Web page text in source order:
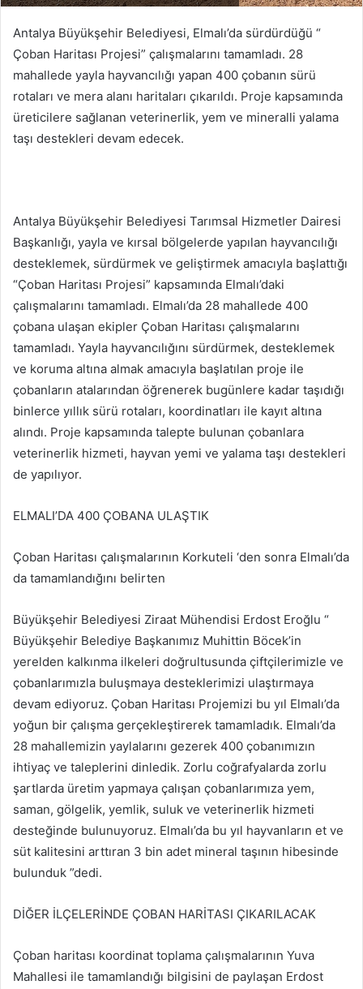
Antalya Büyükşehir Belediyesi, Elmalı’da sürdürdüğü “
Çoban Haritası Projesi” çalışmalarını tamamladı. 28
mahallede yayla hayvancılığı yapan 400 çobanın sürü
rotaları ve mera alanı haritaları çıkarıldı. Proje kapsamında
üreticilere sağlanan veterinerlik, yem ve mineralli yalama
taşı destekleri devam edecek.
Antalya Büyükşehir Belediyesi Tarımsal Hizmetler Dairesi
Başkanlığı, yayla ve kırsal bölgelerde yapılan hayvancılığı
desteklemek, sürdürmek ve geliştirmek amacıyla başlattığı
“Çoban Haritası Projesi” kapsamında Elmalı’daki
çalışmalarını tamamladı. Elmalı’da 28 mahallede 400
çobana ulaşan ekipler Çoban Haritası çalışmalarını
tamamladı. Yayla hayvancılığını sürdürmek, desteklemek
ve koruma altına almak amacıyla başlatılan proje ile
çobanların atalarından öğrenerek bugünlere kadar taşıdığı
binlerce yıllık sürü rotaları, koordinatları ile kayıt altına
alındı. Proje kapsamında talepte bulunan çobanlara
veterinerlik hizmeti, hayvan yemi ve yalama taşı destekleri
de yapılıyor.
ELMALI’DA 400 ÇOBANA ULAŞTIK
Çoban Haritası çalışmalarının Korkuteli ‘den sonra Elmalı’da
da tamamlandığını belirten
Büyükşehir Belediyesi Ziraat Mühendisi Erdost Eroğlu “
Büyükşehir Belediye Başkanımız Muhittin Böcek’in
yerelden kalkınma ilkeleri doğrultusunda çiftçilerimizle ve
çobanlarımızla buluşmaya desteklerimizi ulaştırmaya
devam ediyoruz. Çoban Haritası Projemizi bu yıl Elmalı’da
yoğun bir çalışma gerçekleştirerek tamamladık. Elmalı’da
28 mahallemizin yaylalarını gezerek 400 çobanımızın
ihtiyaç ve taleplerini dinledik. Zorlu coğrafyalarda zorlu
şartlarda üretim yapmaya çalışan çobanlarımıza yem,
saman, gölgelik, yemlik, suluk ve veterinerlik hizmeti
desteğinde bulunuyoruz. Elmalı’da bu yıl hayvanların et ve
süt kalitesini arttıran 3 bin adet mineral taşının hibesinde
bulunduk ”dedi.
DİĞER İLÇELERİNDE ÇOBAN HARİTASI ÇIKARILACAK
Çoban haritası koordinat toplama çalışmalarının Yuva
Mahallesi ile tamamlandığı bilgisini de paylaşan Erdost